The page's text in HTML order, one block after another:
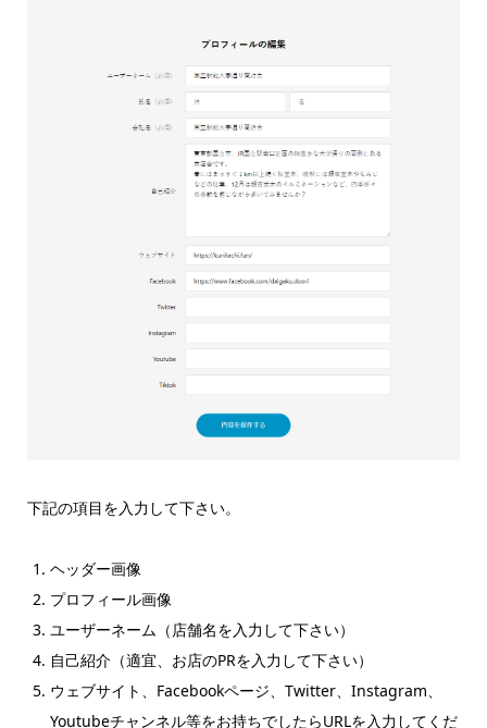
下記の項目を入力して下さい。
ヘッダー画像
プロフィール画像
ユーザーネーム（店舗名を入力して下さい）
自己紹介（適宜、お店のPRを入力して下さい）
ウェブサイト、Facebookページ、Twitter、Instagram、
Youtubeチャンネル等をお持ちでしたらURLを入力してくだ